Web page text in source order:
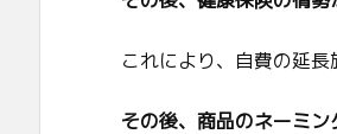
これにより、自費の延長
その後、商品のネーミン